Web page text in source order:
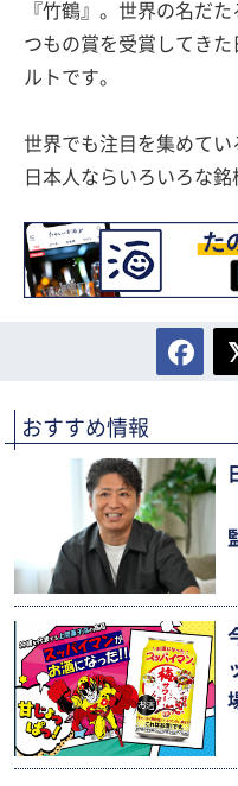
『竹鶴』。世界の名だ
つもの賞を受賞してき
ルトです。
世界でも注目を集めてい
日本人ならいろいろな銘
おすすめ情報